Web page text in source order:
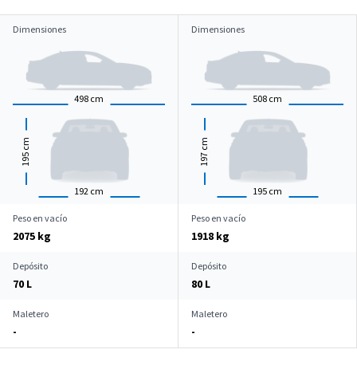
Dimensiones
498 cm
192 cm
195
cm
Dimensiones
508 cm
195 cm
197
cm
Peso en vacío
2075 kg
Peso en vacío
1918 kg
Depósito
70 L
Depósito
80 L
Maletero
-
Maletero
-